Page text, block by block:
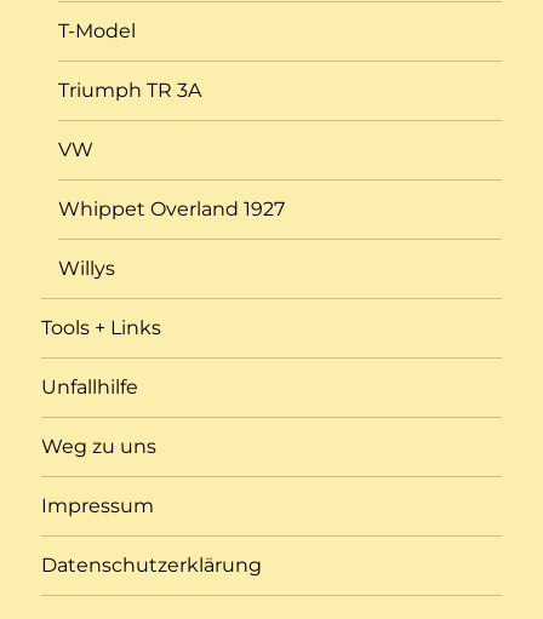
T-Model
Triumph TR 3A
VW
Whippet Overland 1927
Willys
Tools + Links
Unfallhilfe
Weg zu uns
Impressum
Datenschutzerklärung